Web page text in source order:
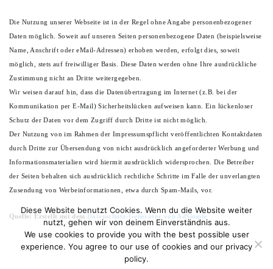
Die Nutzung unserer Webseite ist in der Regel ohne Angabe personenbezogener
Daten möglich. Soweit auf unseren Seiten personenbezogene Daten (beispielsweise
Name, Anschrift oder eMail-Adressen) erhoben werden, erfolgt dies, soweit
möglich, stets auf freiwilliger Basis. Diese Daten werden ohne Ihre ausdrückliche
Zustimmung nicht an Dritte weitergegeben.
Wir weisen darauf hin, dass die Datenübertragung im Internet (z.B. bei der
Kommunikation per E-Mail) Sicherheitslücken aufweisen kann. Ein lückenloser
Schutz der Daten vor dem Zugriff durch Dritte ist nicht möglich.
Der Nutzung von im Rahmen der Impressumspflicht veröffentlichten Kontaktdaten
durch Dritte zur Übersendung von nicht ausdrücklich angeforderter Werbung und
Informationsmaterialien wird hiermit ausdrücklich widersprochen. Die Betreiber
der Seiten behalten sich ausdrücklich rechtliche Schritte im Falle der unverlangten
Zusendung von Werbeinformationen, etwa durch Spam-Mails, vor.
Quelle: Erstellt mit dem Datenschutz-Generator von AdSimple
Diese Website benutzt Cookies. Wenn du die Website weiter
nutzt, gehen wir von deinem Einverständnis aus.
We use cookies to provide you with the best possible user
experience. You agree to our use of cookies and our privacy
policy.